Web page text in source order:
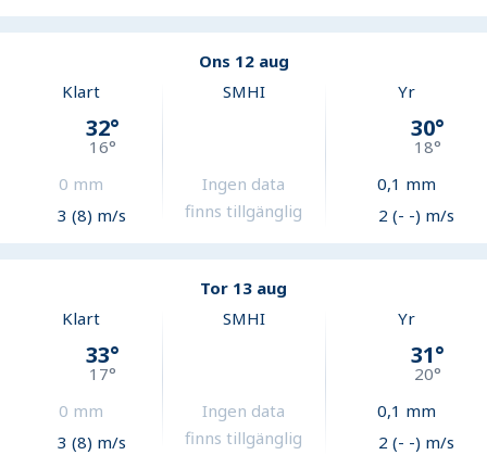
Ons 12 aug
Klart
32°
16°
0 mm
3 (8) m/s
SMHI
Ingen data
finns tillgänglig
Yr
30°
18°
0,1 mm
2 (- -) m/s
Tor 13 aug
Klart
33°
17°
0 mm
3 (8) m/s
SMHI
Ingen data
finns tillgänglig
Yr
31°
20°
0,1 mm
2 (- -) m/s